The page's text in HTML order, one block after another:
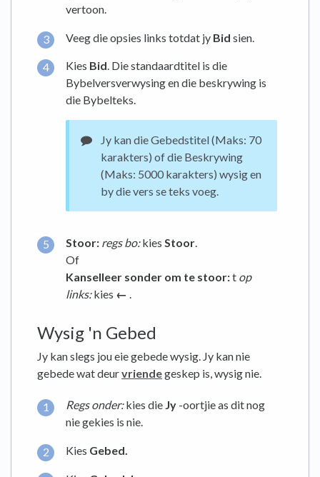
vertoon.
Veeg die opsies links totdat jy Bid sien.
Kies Bid. Die standaardtitel is die
Bybelversverwysing en die beskrywing is
die Bybelteks.
Jy kan die Gebedstitel (Maks: 70
karakters) of die Beskrywing
(Maks: 5000 karakters) wysig en
by die vers se teks voeg.
Stoor: regs bo:kies Stoor
Of
Kanselleer sonder om te stoor:t op
links:kies ←
Wysig 'n Gebed
Jy kan slegs jou eie gebede wysig. Jy kan nie
gebede wat deurvriendegeskep is, wysig nie.
Regs onder:kies die Jy -oortjie as dit nog
nie gekies is nie.
Kies Gebed.